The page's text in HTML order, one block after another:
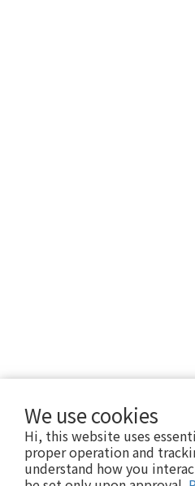
We use cookies
Hi, this website uses
proper operation and
understand how you